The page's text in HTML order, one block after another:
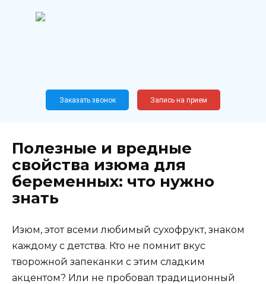
Новослободская, 62, к12
Заказать звонок Запись на прием
Полезные и вредные
свойства изюма для
беременных: что нужно
знать
Изюм, этот всеми любимый сухофрукт, знаком
каждому с детства. Кто не помнит вкус
творожной запеканки с этим сладким
акцентом? Или не пробовал традиционный